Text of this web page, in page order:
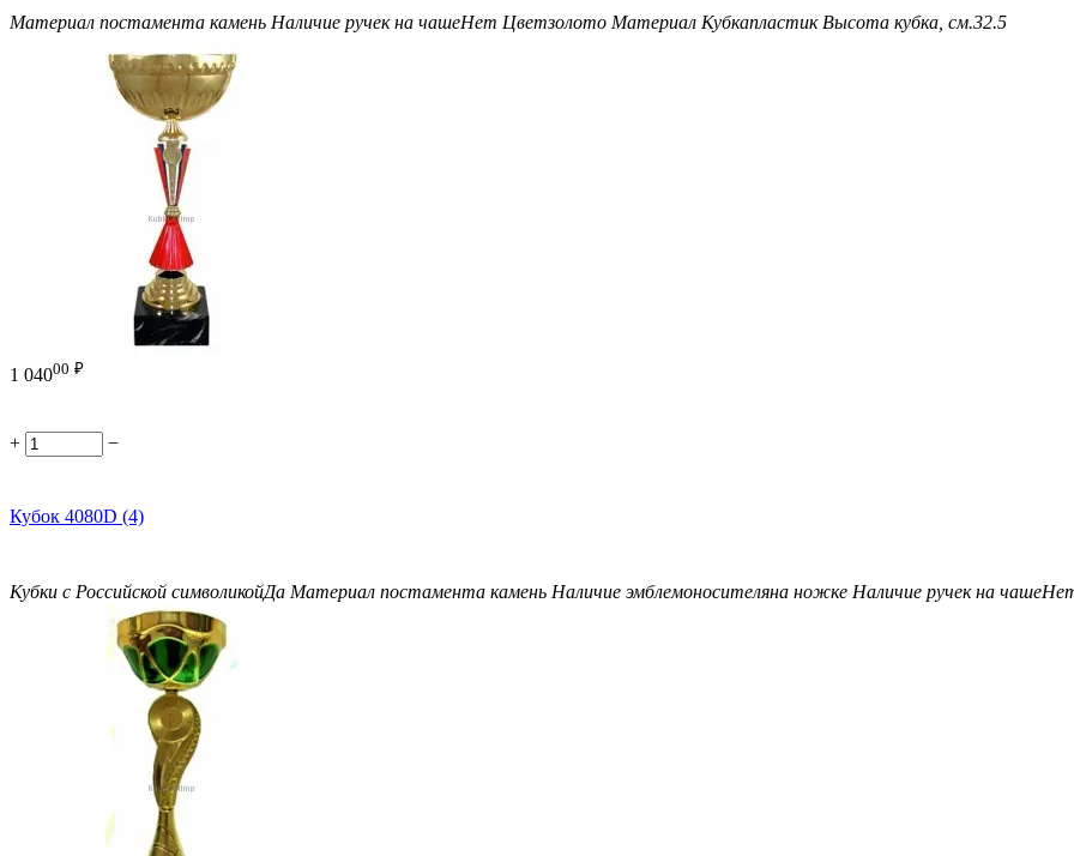
Материал постамента камень Наличие ручек на чашеНет Цветзолото Материал Кубкапластик Высота кубка, см.32.5
1 04000 ₽
+ −
Кубок 4080D (4)
Кубки с Российской символикойДа Материал постамента камень Наличие эмблемоносителяна ножке Наличие ручек на чаше